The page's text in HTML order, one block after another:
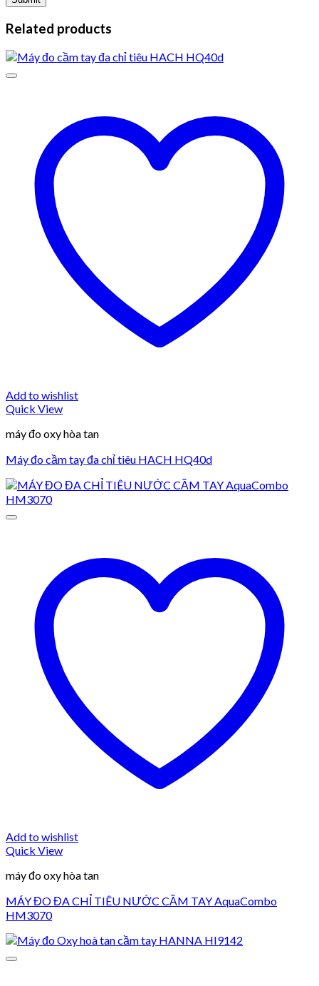
Related products
Add to wishlist
Quick View
máy đo oxy hòa tan
Máy đo cầm tay đa chỉ tiêu HACH HQ40d
Add to wishlist
Quick View
máy đo oxy hòa tan
MÁY ĐO ĐA CHỈ TIÊU NƯỚC CẦM TAY AquaCombo
HM3070